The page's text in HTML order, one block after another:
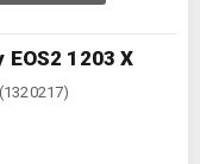
1203 X